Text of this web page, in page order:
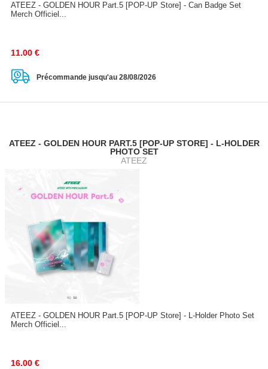
ATEEZ - GOLDEN HOUR Part.5 [POP-UP Store] - Can Badge Set
Merch Officiel...
11.00 €
Précommande jusqu'au 28/08/2026
ATEEZ - GOLDEN HOUR PART.5 [POP-UP STORE] - L-HOLDER
PHOTO SET
ATEEZ
ATEEZ - GOLDEN HOUR Part.5 [POP-UP Store] - L-Holder Photo Set
Merch Officiel...
16.00 €